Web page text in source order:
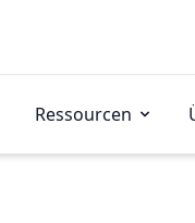
Ressourcen